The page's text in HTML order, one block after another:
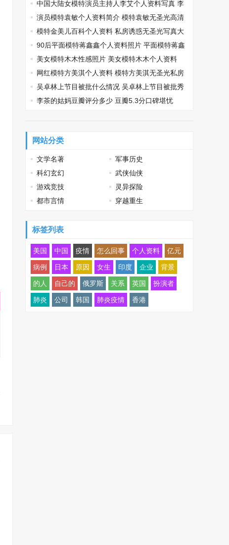
写真中国大陆女模特演员主持人李艾个人资料写真 李
艾私房照
演员模特袁敏个人资料简介 模特袁敏无圣光高清
性感写真
模特金美儿百科个人资料 私房诱惑无圣光写真大
片90后平面模特蒋鑫鑫个人资料照片 平面模特蒋鑫
鑫性感私房写真
美女模特木木性感照片 美女模特木木个人资料
网红模特方美淇个人资料 模特方美淇无圣光私房
性感写真
吴卓林上节目被批什么情况 吴卓林上节目被批秀
英文薄情寡义
李茶的姑妈豆瓣评分多少 豆瓣5.3分口碑堪忧
网站分类
文学名著
军事历史
科幻玄幻
武侠仙侠
游戏竞技
灵异探险
都市言情
穿越重生
标签列表
美国 中国 疫情 怎么回事 个人资料 亿元
病例 日本 原因 女生 印度 企业 背景
的人 自己的 俄罗斯 关系 英国 扮演者
肺炎 公司 韩国 肺炎疫情 香港